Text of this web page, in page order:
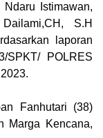
Istimawan,
S.H
laporan
SPKT/ POLRES
Fanhutari (38)
Marga Kencana,